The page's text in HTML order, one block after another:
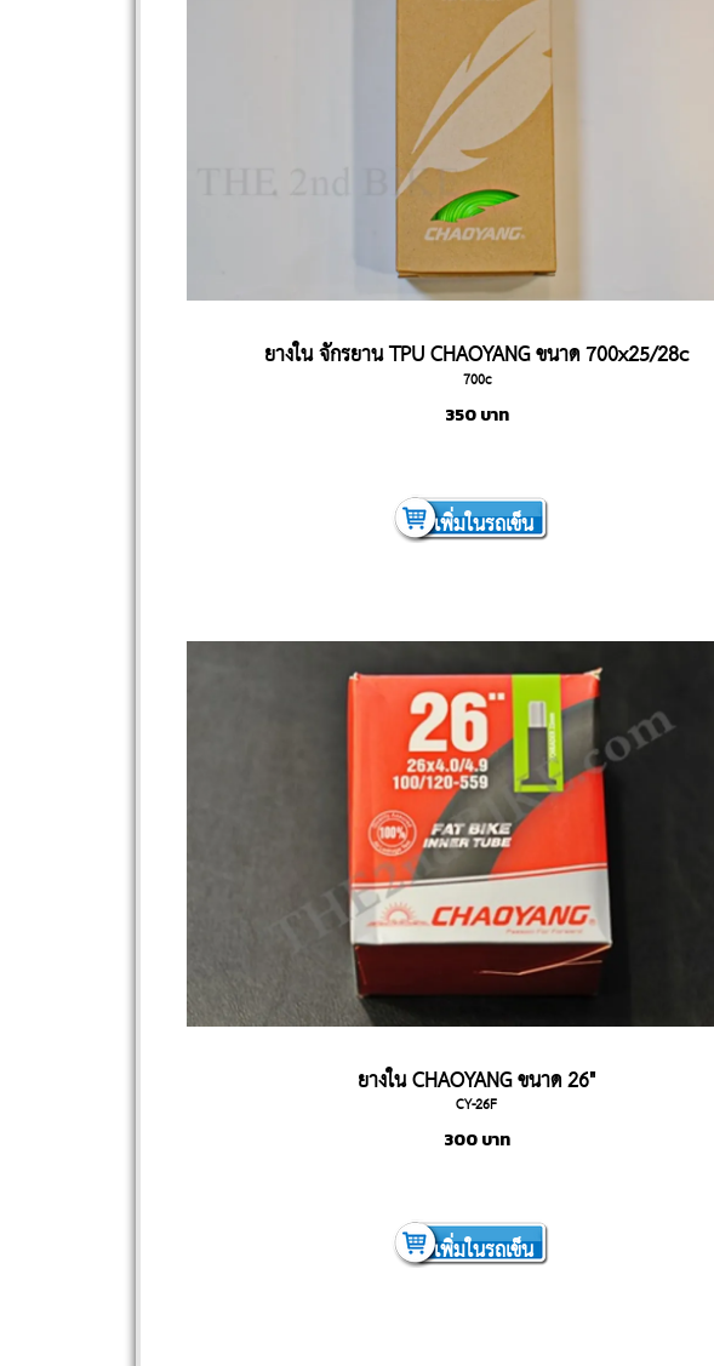
ยางใน จักรยาน TPU CHAOYANG ขนาด 700x25/28c
700c
350 บาท
เพิ่มในรถเข็น
ยางใน CHAOYANG ขนาด 26"
CY-26F
300 บาท
เพิ่มในรถเข็น